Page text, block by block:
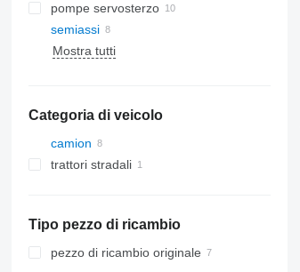
pompe servosterzo
semiassi
Mostra tutti
Categoria di veicolo
camion
trattori stradali
Tipo pezzo di ricambio
pezzo di ricambio originale